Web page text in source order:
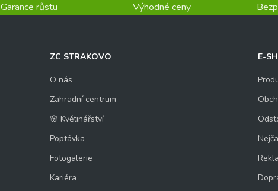
Garance růstu Výhodné ceny
ZC STRAKOVO
O nás
Zahradní centrum
🌸 Květinářství
Poptávka
Fotogalerie
Kariéra
E-